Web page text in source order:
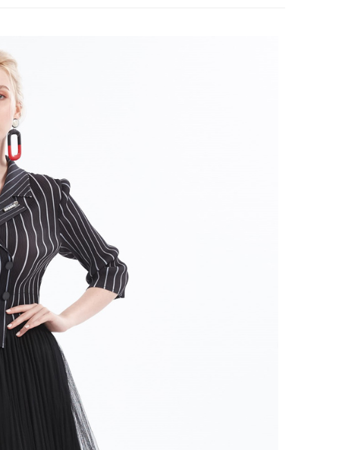
帳／街口支付／iPASS MONEY」等通路繳費。
【注意事項】
1.本服務係由「台灣大哥大股份有限公司」（以下簡稱本公司）所提供，讓
用戶於交易時，得透過本服務購買商品或服務，並由商店將買賣／分期付
款買賣價金債權讓與本公司後，依約使用本公司帳單繳交帳款。
2.基於同意付款使用「大哥付你分期」之契約關係目的，商店將以您的個人
資料（包含姓名、電話或地址）提供予台灣大哥大進項蒐集、處理及利
用，由本公司與您本人進行分期帳單所需資料之確認、核對及更正。
3.完整用戶服務條款，請詳閱以下連結：
２．訂單成立數日內，您將收到繳費通知簡訊。
３．收到繳費通知簡訊後14天內，點擊此簡訊中的連結，可透過四大超商
／ATM／網路銀行／等多元方式進行付款，方視為交易完成。
※ 請注意：結帳手續完成當下不需立刻繳費，但若您需要取消訂單，請聯
絡購買商品的店家。未經商家同意取消之訂單仍視為有效，需透過AFTEE
先享後付繳納相關費用。
※ 交易是否成功請以「AFTEE先享後付 」之結帳頁面顯示為準，若有關於
是否繳費成功／繳費後需取消欲退款等相關疑問，請聯繫「AFTEE先享後
付客戶支援中心」
【注意事項】
１．透過由恩沛科技股份有限公司提供之「AFTEE先享後付」服務完成之
交易，需依本服務之必要範圍內提供個人資料，並將交易相關給付款項請
求債權轉讓予恩沛科技股份有限公司。
２．關於個人資料處理事宜，請瀏覽以下網址：
https://aftee.tw/terms/#terms3
３．未成年的使用者請事先徵得法定代理人或監護人之同意方可使用
「AFTEE先享後付」，若未經同意申辦者引起之損失，本公司不負相關責
任。
４．使用「AFTEE先享後付」時，將依據個別帳號之用戶狀況，依本公司
即時審查核予不同之上限額度；若仍有額度不足之情形，本公司將視審查
結果請求用戶進行身份認證。
５．嚴禁一人註冊多個帳號或使用他人資訊註冊。若發現惡意使用之情
形，恩沛科技股份有限公司將有權停止該用戶之使用額度並採取法律行
7-11取貨付款
每筆NT$120，滿NT$2,000(含以上)免運費
宅配
每筆NT$120，滿NT$2,000(含以上)免運費